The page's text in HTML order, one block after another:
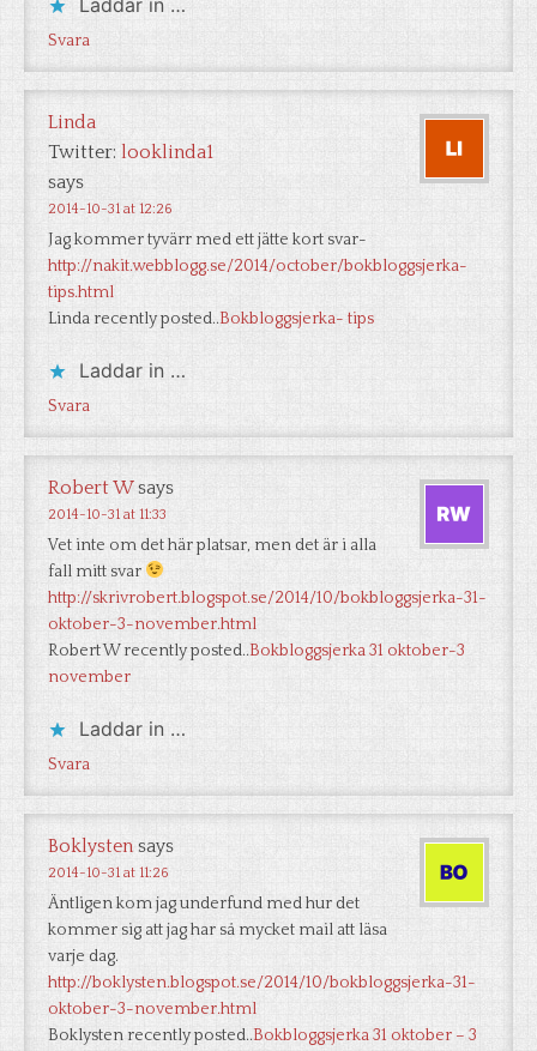
Laddar in …
Svara
Linda
Twitter: looklinda1
says
2014-10-31 at 12:26
Jag kommer tyvärr med ett jätte kort svar-
http://nakit.webblogg.se/2014/october/bokbloggsjerka-
tips.html
Linda recently posted..Bokbloggsjerka- tips
Laddar in …
Svara
Robert W says
2014-10-31 at 11:33
Vet inte om det här platsar, men det är i alla
fall mitt svar
http://skrivrobert.blogspot.se/2014/10/bokbloggsjerka-31-
oktober-3-november.html
Robert W recently posted..Bokbloggsjerka 31 oktober-3
november
Laddar in …
Svara
Boklysten says
2014-10-31 at 11:26
Äntligen kom jag underfund med hur det
kommer sig att jag har så mycket mail att läsa
varje dag.
http://boklysten.blogspot.se/2014/10/bokbloggsjerka-31-
oktober-3-november.html
Boklysten recently posted..Bokbloggsjerka 31 oktober – 3